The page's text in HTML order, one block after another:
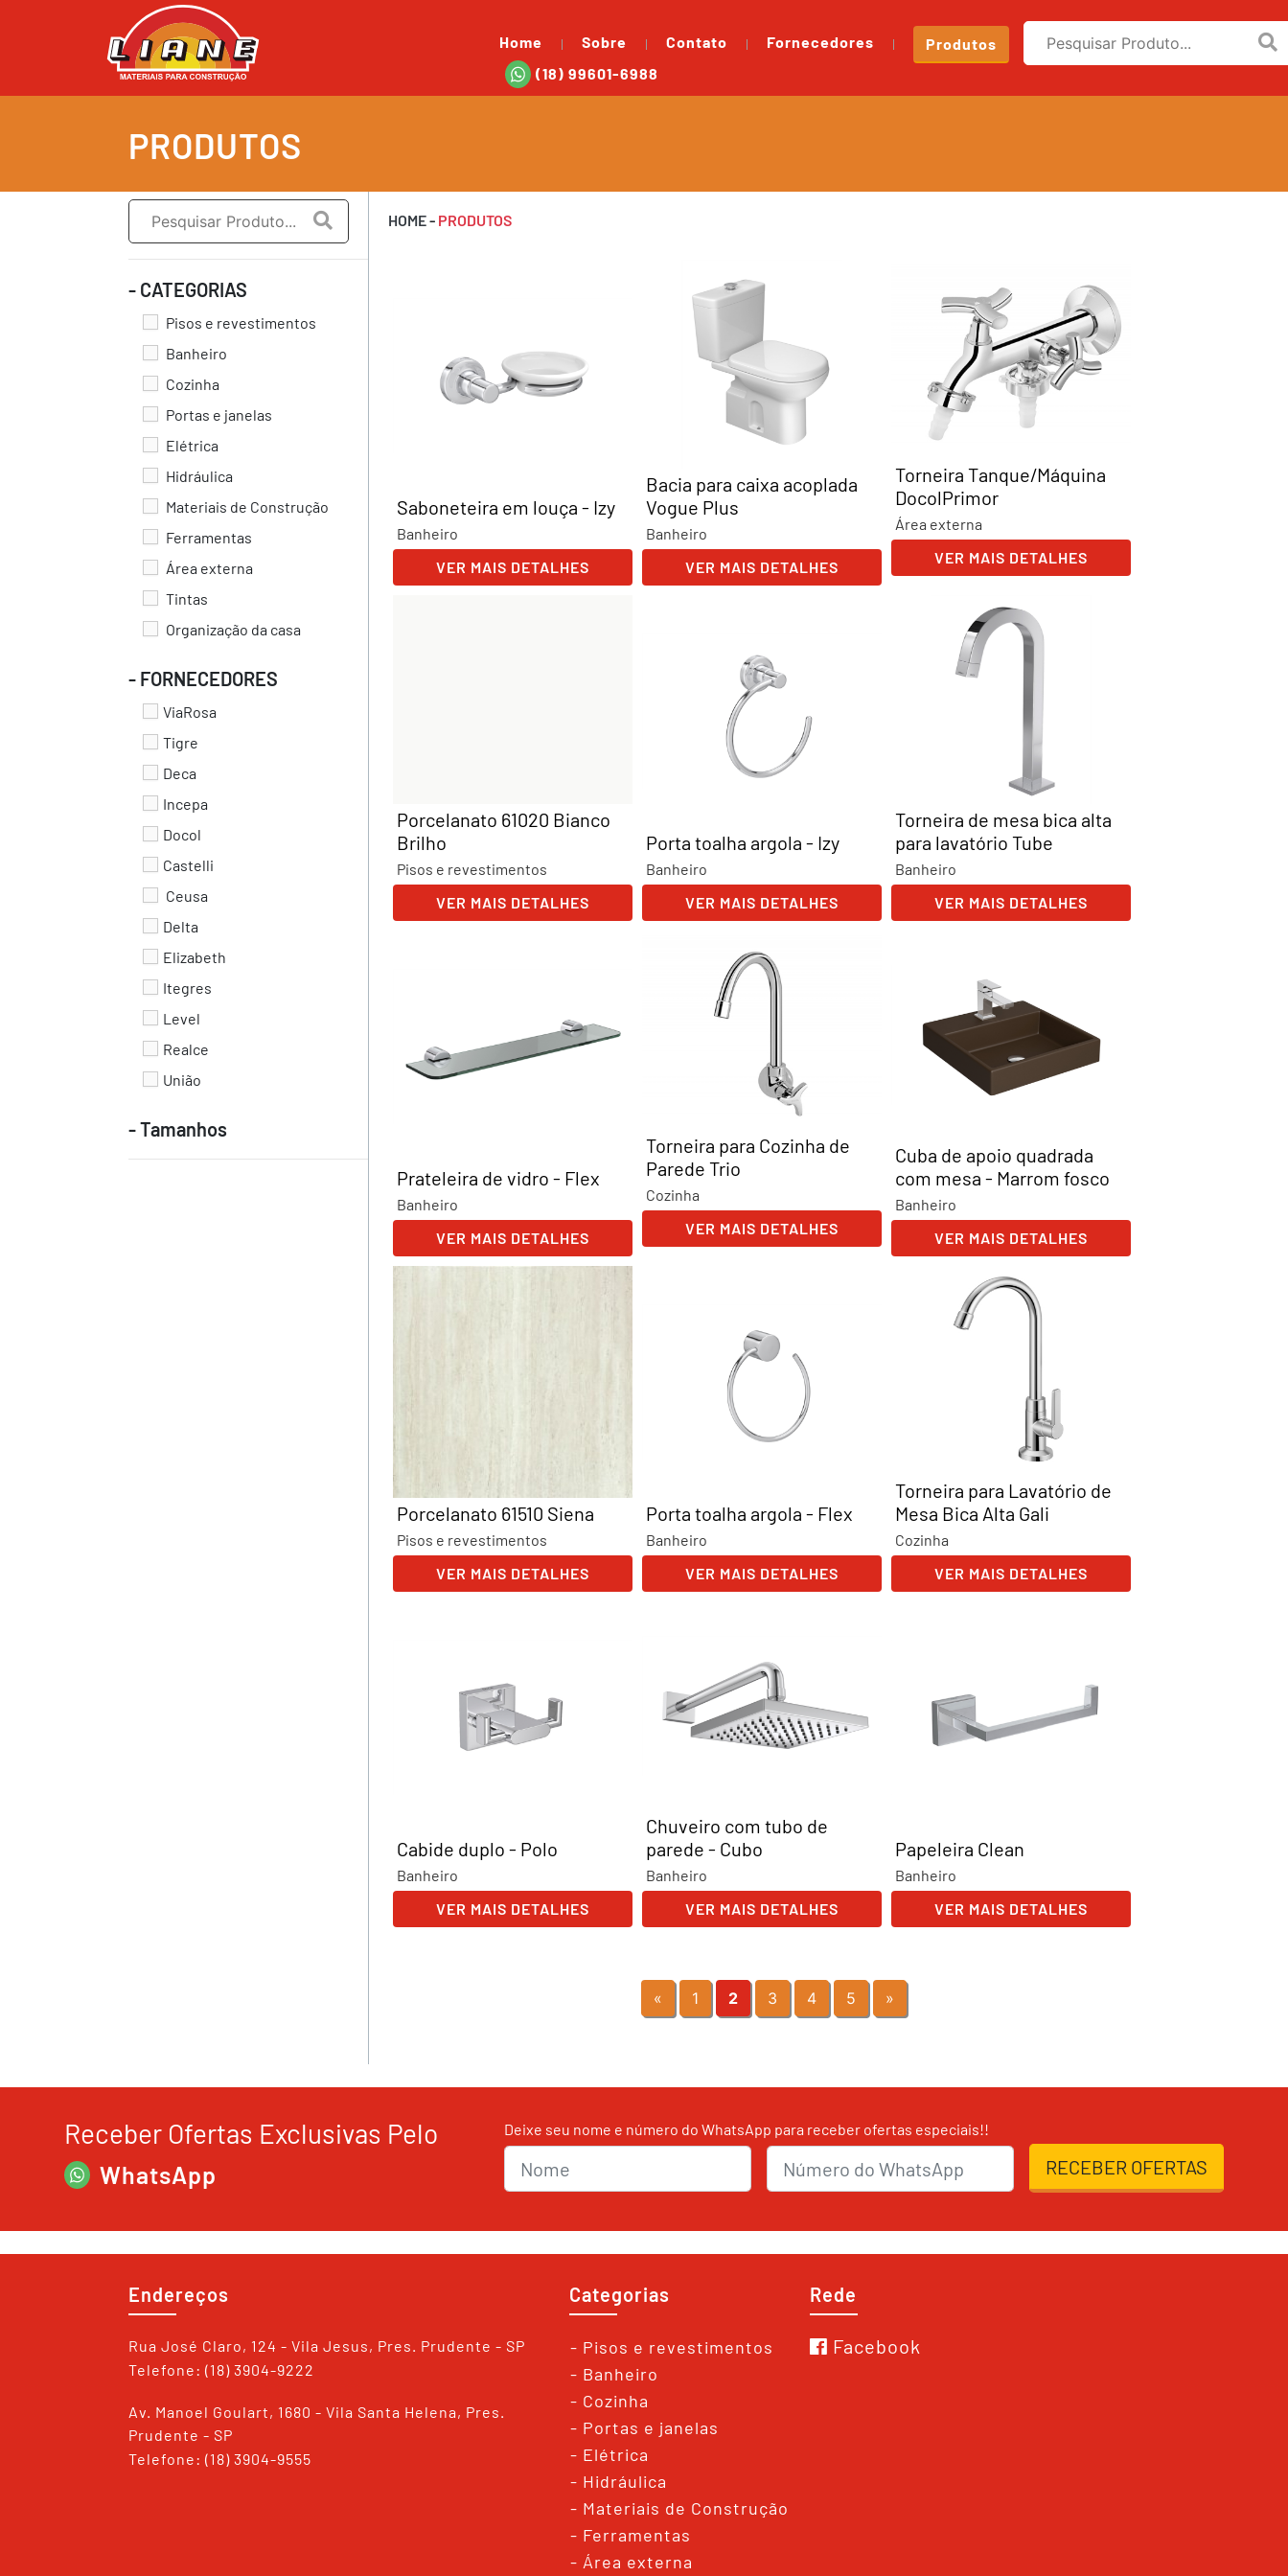
Home Sobre Contato Fornecedores
Produtos
(18) 99601-6988
PRODUTOS
- CATEGORIAS
Pisos e revestimentos
Banheiro
Cozinha
Portas e janelas
Elétrica
Hidráulica
Materiais de Construção
Ferramentas
Área externa
Tintas
Organização da casa
- FORNECEDORES
ViaRosa
Tigre
Deca
Incepa
Docol
Castelli
Ceusa
Delta
Elizabeth
Itegres
Level
Realce
União
- Tamanhos
HOME- PRODUTOS
Saboneteira em louça - Izy
Banheiro
VER MAIS DETALHES
Bacia para caixa acoplada
Vogue Plus
Banheiro
VER MAIS DETALHES
Torneira Tanque/Máquina
DocolPrimor
Área externa
VER MAIS DETALHES
Porcelanato 61020 Bianco
Brilho
Pisos e revestimentos
VER MAIS DETALHES
Porta toalha argola - Izy
Banheiro
VER MAIS DETALHES
Torneira de mesa bica alta
para lavatório Tube
Banheiro
VER MAIS DETALHES
Prateleira de vidro - Flex
Banheiro
VER MAIS DETALHES
Torneira para Cozinha de
Parede Trio
Cozinha
VER MAIS DETALHES
Cuba de apoio quadrada
com mesa - Marrom fosco
Banheiro
VER MAIS DETALHES
Porcelanato 61510 Siena
Pisos e revestimentos
VER MAIS DETALHES
Porta toalha argola - Flex
Banheiro
VER MAIS DETALHES
Torneira para Lavatório de
Mesa Bica Alta Gali
Cozinha
VER MAIS DETALHES
Cabide duplo - Polo
Banheiro
VER MAIS DETALHES
Chuveiro com tubo de
parede - Cubo
Banheiro
VER MAIS DETALHES
Papeleira Clean
Banheiro
VER MAIS DETALHES
« 1 2 3 4 5 »
Receber Ofertas Exclusivas Pelo
WhatsApp
Deixe seu nome e número do WhatsApp para receber ofertas especiais!!
Nome nmrWhats RECEBER OFERTAS
Endereços
Rua José Claro, 124 - Vila Jesus, Pres. Prudente - SP
Telefone: (18) 3904-9222
Av. Manoel Goulart, 1680 - Vila Santa Helena, Pres.
Prudente - SP
Telefone: (18) 3904-9555
Categorias
- Pisos e revestimentos
- Banheiro
- Cozinha
- Portas e janelas
- Elétrica
- Hidráulica
- Materiais de Construção
- Ferramentas
- Área externa
Rede
Facebook